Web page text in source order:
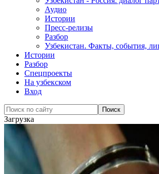
Аудио
Истории
Пресс-релизы
Разбор
Узбекистан. Факты, события,
Истории
Разбор
Спецпроекты
На узбекском
Вход
Загрузка